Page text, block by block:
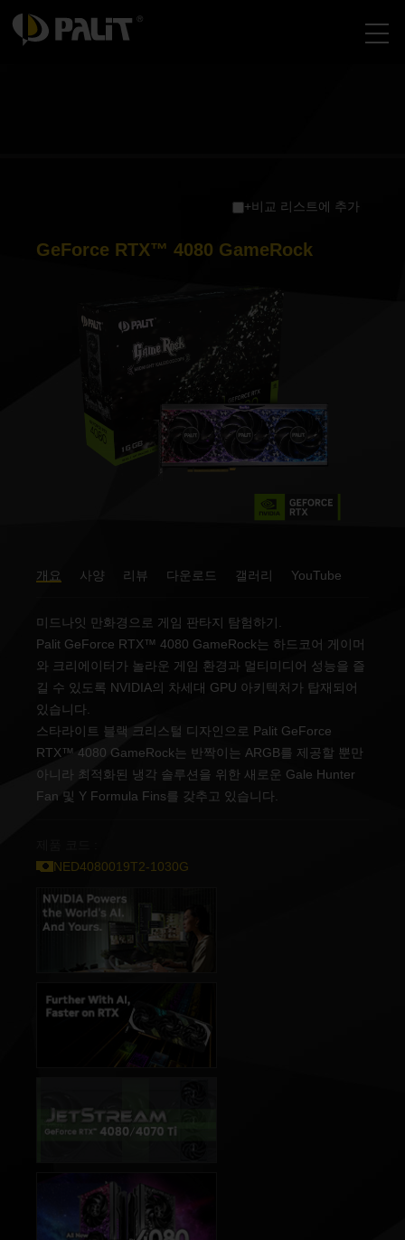
+비교 리스트에 추가
GeForce RTX™ 4080 GameRock
개요 사양 리뷰 다운로드 갤러리 YouTube
미드나잇 만화경으로 게임 판타지 탐험하기.
Palit GeForce RTX™ 4080 GameRock는 하드코어 게이머
와 크리에이터가 놀라운 게임 환경과 멀티미디어 성능을 즐
길 수 있도록 NVIDIA의 차세대 GPU 아키텍처가 탑재되어
있습니다.
스타라이트 블랙 크리스털 디자인으로 Palit GeForce
RTX™ 4080 GameRock는 반짝이는 ARGB를 제공할 뿐만
아니라 최적화된 냉각 솔루션을 위한 새로운 Gale Hunter
Fan 및 Y Formula Fins를 갖추고 있습니다.
NED4080019T2-1030G